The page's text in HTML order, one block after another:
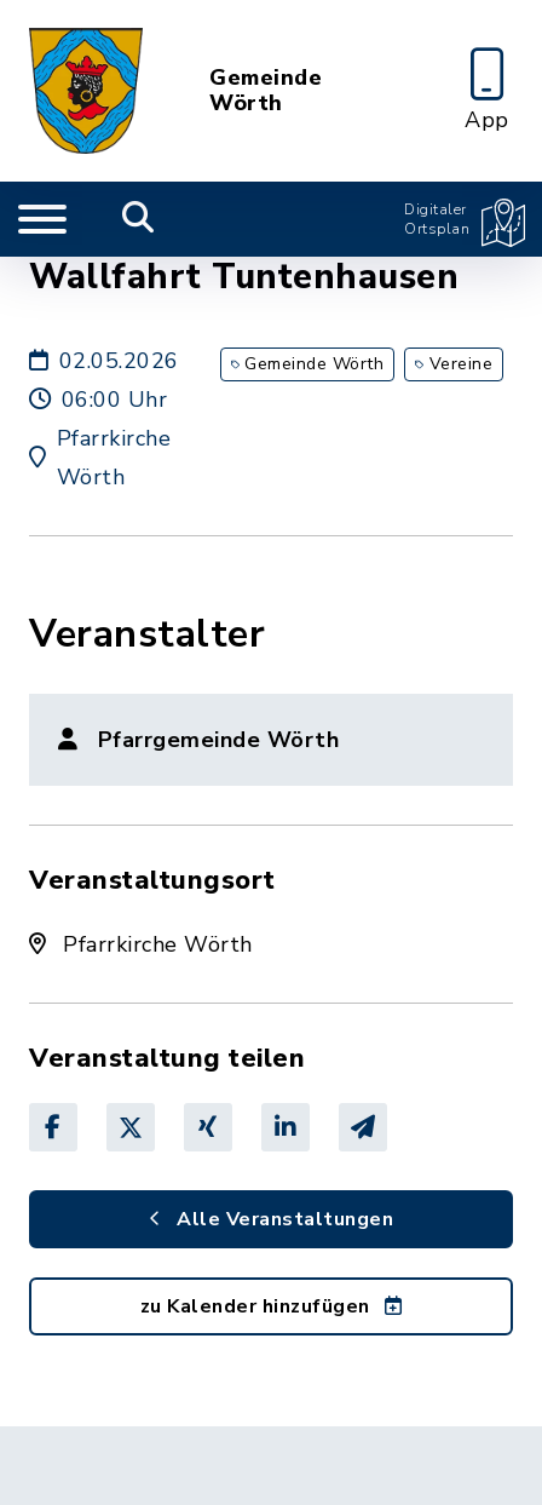
Gemeinde
Wörth
App
Digitaler
Ortsplan
Wallfahrt Tuntenhausen
02.05.2026
06:00 Uhr
Pfarrkirche
Wörth
Gemeinde Wörth Vereine
Veranstalter
Pfarrgemeinde Wörth
Veranstaltungsort
Pfarrkirche Wörth
Veranstaltung teilen
Alle Veranstaltungen
zu Kalender hinzufügen